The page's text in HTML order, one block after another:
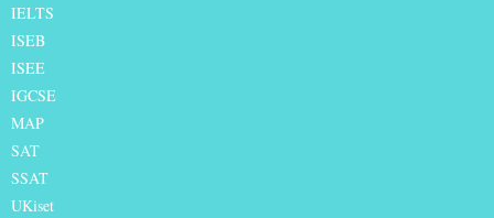
IELTS
ISEB
ISEE
IGCSE
MAP
SAT
SSAT
UKiset